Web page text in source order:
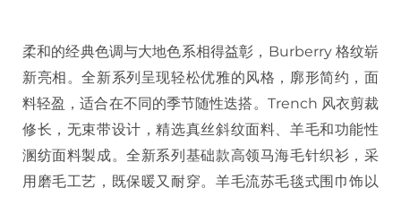
柔和的经典色调与大地色系相得益彰，Burberry 格纹崭
新亮相。全新系列呈现轻松优雅的风格，廓形简约，面
料轻盈，适合在不同的季节随性迭搭。Trench 风衣剪裁
修长，无束带设计，精选真丝斜纹面料、羊毛和功能性
溷纺面料製成。全新系列基础款高领马海毛针织衫，采
用磨毛工艺，既保暖又耐穿。羊毛流苏毛毯式围巾饰以